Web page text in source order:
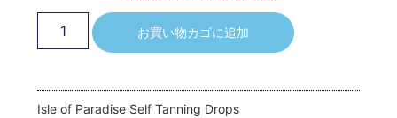
お買い物カゴに追加
Isle of Paradise Self Tanning Drops